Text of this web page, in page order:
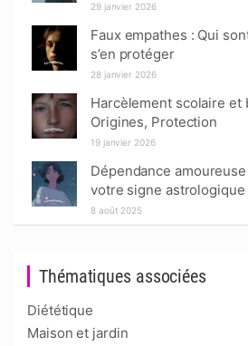
Thématiques associées
Diététique
Maison et jardin
29 janvier 2026
Faux empathes : Qui
s’en protéger
28 janvier 2026
Harcèlement scolaire et
Origines, Protection
19 janvier 2026
Dépendance
votre signe astrologique
8 août 2025